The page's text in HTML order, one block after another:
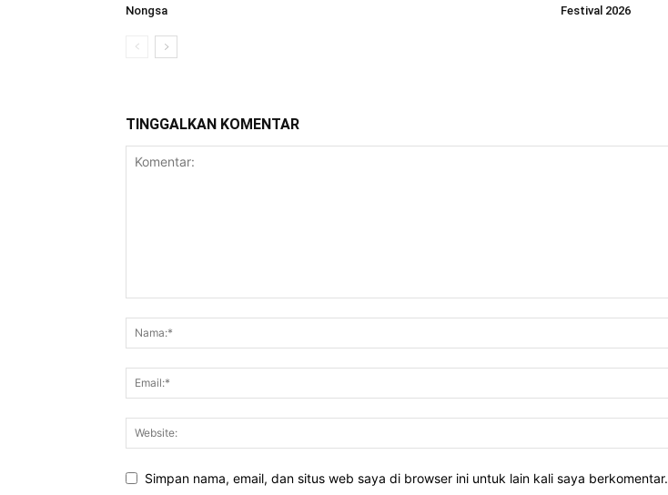
Nongsa
Festival 2026
TINGGALKAN KOMENTAR
Simpan nama, email, dan situs web saya di browser ini untuk lain kali saya berkomentar.